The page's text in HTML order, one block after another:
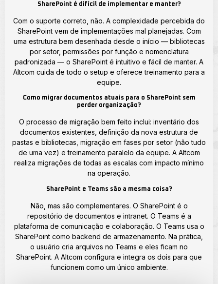
SharePoint é difícil de implementar e manter?
Com o suporte correto, não. A complexidade percebida do
SharePoint vem de implementações mal planejadas. Com
uma estrutura bem desenhada desde o início — bibliotecas
por setor, permissões por função e nomenclatura
padronizada — o SharePoint é intuitivo e fácil de manter. A
Altcom cuida de todo o setup e oferece treinamento para a
equipe.
Como migrar documentos atuais para o SharePoint sem
perder organização?
O processo de migração bem feito inclui: inventário dos
documentos existentes, definição da nova estrutura de
pastas e bibliotecas, migração em fases por setor (não tudo
de uma vez) e treinamento paralelo da equipe. A Altcom
realiza migrações de todas as escalas com impacto mínimo
na operação.
SharePoint e Teams são a mesma coisa?
Não, mas são complementares. O SharePoint é o
repositório de documentos e intranet. O Teams é a
plataforma de comunicação e colaboração. O Teams usa o
SharePoint como backend de armazenamento. Na prática,
o usuário cria arquivos no Teams e eles ficam no
SharePoint. A Altcom configura e integra os dois para que
funcionem como um único ambiente.